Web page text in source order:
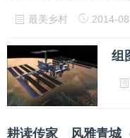
最美乡村 2014-